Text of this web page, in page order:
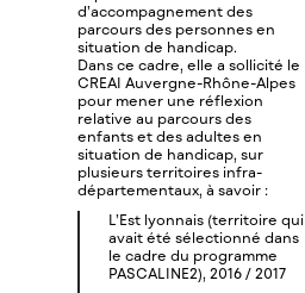
d’accompagnement des
parcours des personnes en
situation de handicap.
Dans ce cadre, elle a sollicité le
CREAI Auvergne-Rhône-Alpes
pour mener une réflexion
relative au parcours des
enfants et des adultes en
situation de handicap, sur
plusieurs territoires infra-
départementaux, à savoir :
L’Est lyonnais (territoire qui
avait été sélectionné dans
le cadre du programme
PASCALINE2), 2016 / 2017